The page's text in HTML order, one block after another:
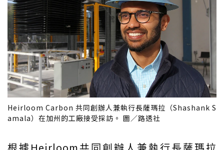
Heirloom Carbon 共同創辦人兼執行長薩瑪拉（Shashank S
amala）在加州的工廠接受採訪。 圖／路透社